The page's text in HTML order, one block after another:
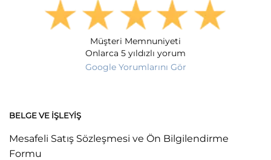
Müşteri Memnuniyeti
Onlarca 5 yıldızlı yorum
Google Yorumlarını Gör
BELGE VE İŞLEYIŞ
Mesafeli Satış Sözleşmesi ve Ön Bilgilendirme
Formu